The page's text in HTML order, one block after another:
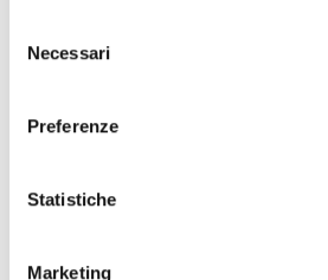
delNecessari
Preferenze
Statistiche
Marketing
con il Monza
è fatta, poco ci manca. Ma anche
quale affacciarsi sulla panoramica
senso di appartenenza, voglia di
soffrire, la Primavera supera il
fuoco, a metà ripresa, con il